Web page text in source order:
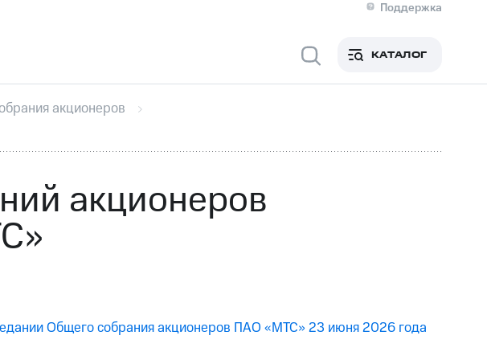
Поддержка
Медиа-центр
КонтактыНовости в регионе
Информация акционерам
Рынок облигаций Описание
Комплаенс и деловая этика
КАТАЛОГ
акционеров
акционеров
Общего собрания акционеров ПАО «МТС» 23 июня 2026 года